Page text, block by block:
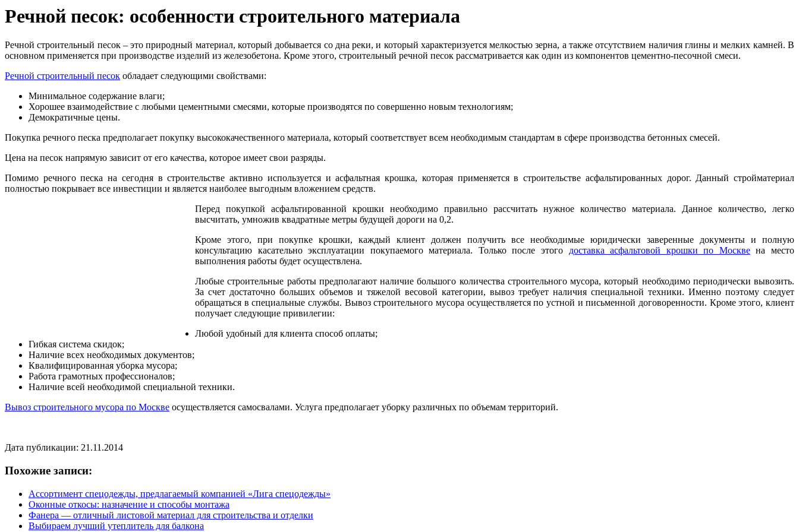
Речной песок: особенности строительного материала
Речной строительный песок – это природный материал, который добывается со дна реки, и который характеризуется мелкостью зерна, а также отсутствием наличия глины и мелких камней. В
основном применяется при производстве изделий из железобетона. Кроме этого, строительный речной песок рассматривается как один из компонентов цементно-песочной смеси.
Речной строительный песок обладает следующими свойствами:
Минимальное содержание влаги;
Хорошее взаимодействие с любыми цементными смесями, которые производятся по совершенно новым технологиям;
Демократичные цены.
Покупка речного песка предполагает покупку высококачественного материала, который соответствует всем необходимым стандартам в сфере производства бетонных смесей.
Цена на песок напрямую зависит от его качества, которое имеет свои разряды.
Помимо речного песка на сегодня в строительстве активно используется и асфальтная крошка, которая применяется в строительстве асфальтированных дорог. Данный стройматериал
полностью покрывает все инвестиции и является наиболее выгодным вложением средств.
Перед покупкой асфальтированной крошки необходимо правильно рассчитать нужное количество материала. Данное количество, легко
высчитать, умножив квадратные метры будущей дороги на 0,2.
Кроме этого, при покупке крошки, каждый клиент должен получить все необходимые юридически заверенные документы и полную
консультацию касательно эксплуатации покупаемого материала. Только после этого доставка асфальтовой крошки по Москвена место
выполнения работы будет осуществлена.
Любые строительные работы предполагают наличие большого количества строительного мусора, который необходимо периодически вывозить.
За счет достаточно больших объемов и тяжелой весовой категории, вывоз требует наличия специальной техники. Именно поэтому следует
обращаться в специальные службы. Вывоз строительного мусора осуществляется по устной и письменной договоренности. Кроме этого, клиент
получает следующие привилегии:
Любой удобный для клиента способ оплаты;
Гибкая система скидок;
Наличие всех необходимых документов;
Квалифицированная уборка мусора;
Работа грамотных профессионалов;
Наличие всей необходимой специальной техники.
Вывоз строительного мусора по Москве осуществляется самосвалами. Услуга предполагает уборку различных по объемам территорий.
Дата публикации: 21.11.2014
Похожие записи:
Ассортимент спецодежды, предлагаемый компанией «Лига спецодежды»
Оконные откосы: назначение и способы монтажа
Фанера — отличный листовой материал для строительства и отделки
Выбираем лучший утеплитель для балкона